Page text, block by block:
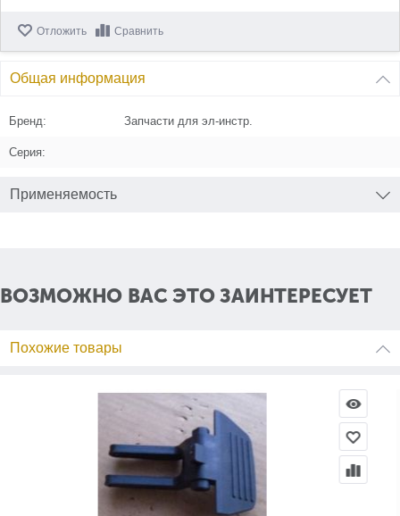
Отложить Сравнить
Общая информация
Бренд: Запчасти для эл-инстр.
Серия:
Применяемость
ВОЗМОЖНО ВАС ЭТО ЗАИНТЕРЕСУЕТ
Похожие товары